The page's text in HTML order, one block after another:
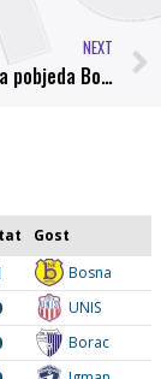
NEXT
Izuzetno bitna pobjeda Bosne za sami vrh tabele: Bosna – Bratstvo 2:1 (1:1)